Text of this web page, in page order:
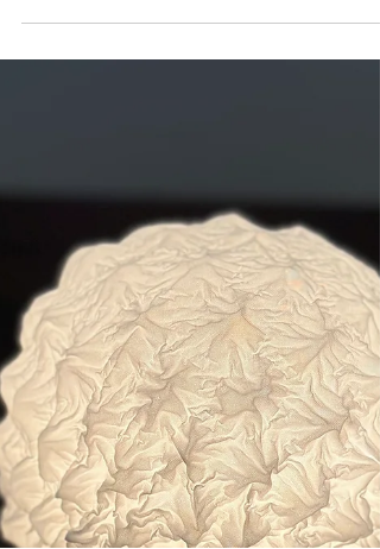
ご活躍されているオーダーメイドのお花屋
【所要時間】 1-2時間程度 【金額】
¥7,000（+tax） 【当日のお持ち物】 剪定
バサミ or キッチンバサミ 作って頂いた
め縄は当日お持ち帰り頂けます。 お申込み
はcucuri HPより。 ご参加お待ちいたして
おります。 --------------------
▼cucuri / 山上商店 ACCESS 〒458-
0924 愛知県愛知県名古屋市緑区有松